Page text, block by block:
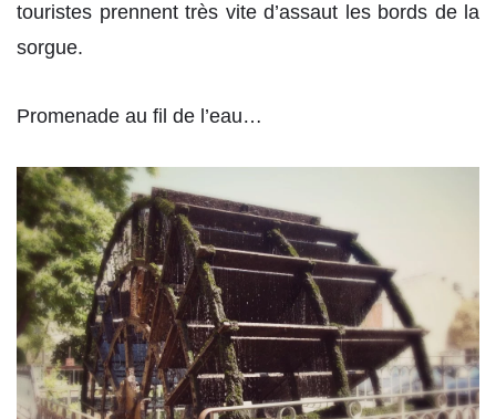
touristes prennent très vite d’assaut les bords de la
sorgue.
Promenade au fil de l’eau…